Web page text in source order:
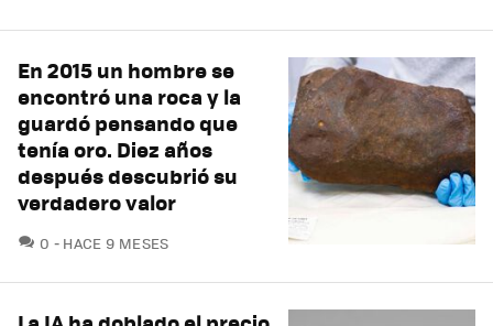
En 2015 un hombre se
encontró una roca y la
guardó pensando que
tenía oro. Diez años
después descubrió su
verdadero valor
0 COMENTARIOS
HACE 9 MESES